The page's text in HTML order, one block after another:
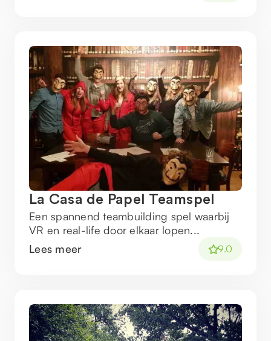
La Casa de Papel Teamspel
Een spannend teambuilding spel waarbij
VR en real-life door elkaar lopen...
Lees meer
9.0